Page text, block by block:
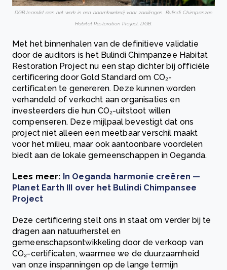
DGB teamlid aan het werk in een boomkwekerij voor zaailingen. Bulindi Chimpanzee
Habitat Restoration Project, DGB.
Met het binnenhalen van de definitieve validatie
door de auditors is het Bulindi Chimpanzee Habitat
Restoration Project nu een stap dichter bij officiële
certificering door Gold Standard om CO₂-
certificaten te genereren. Deze kunnen worden
verhandeld of verkocht aan organisaties en
investeerders die hun CO₂-uitstoot willen
compenseren. Deze mijlpaal bevestigt dat ons
project niet alleen een meetbaar verschil maakt
voor het milieu, maar ook aantoonbare voordelen
biedt aan de lokale gemeenschappen in Oeganda.
Lees meer: In Oeganda harmonie creëren —
Planet Earth III over het Bulindi Chimpansee
Project
Deze certificering stelt ons in staat om verder bij te
dragen aan natuurherstel en
gemeenschapsontwikkeling door de verkoop van
CO₂-certificaten, waarmee we de duurzaamheid
van onze inspanningen op de lange termijn